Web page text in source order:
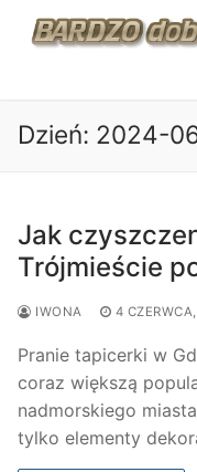
Przejdź
Dzień: 2024-
Jak
Trójmieście
IWONA 4
Pranie tapicerki w
coraz większą
nadmorskiego
tylko elementy